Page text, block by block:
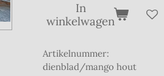
In
winkelwagen
Artikelnummer:
dienblad/mango hout